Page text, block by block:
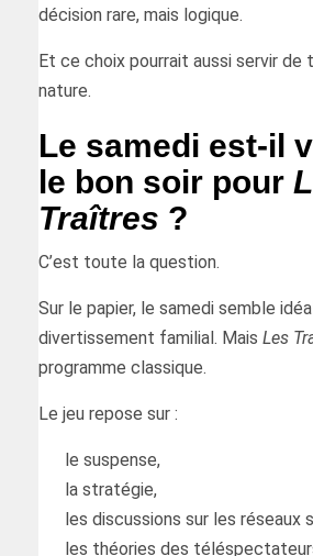
décision rare, mais logique.
Et ce choix pourrait aussi servir de
nature.
Le samedi est-il
le bon soir pour
Traîtres ?
C’est toute la question.
Sur le papier, le samedi semble
divertissement familial. Mais Les
programme classique.
Le jeu repose sur :
le suspense,
la stratégie,
les discussions sur les réseaux
les théories des